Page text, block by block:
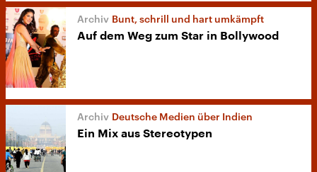
Bunt, schrill und hart umkämpft
Auf dem Weg zum Star in Bollywood
Deutsche Medien über Indien
Ein Mix aus Stereotypen